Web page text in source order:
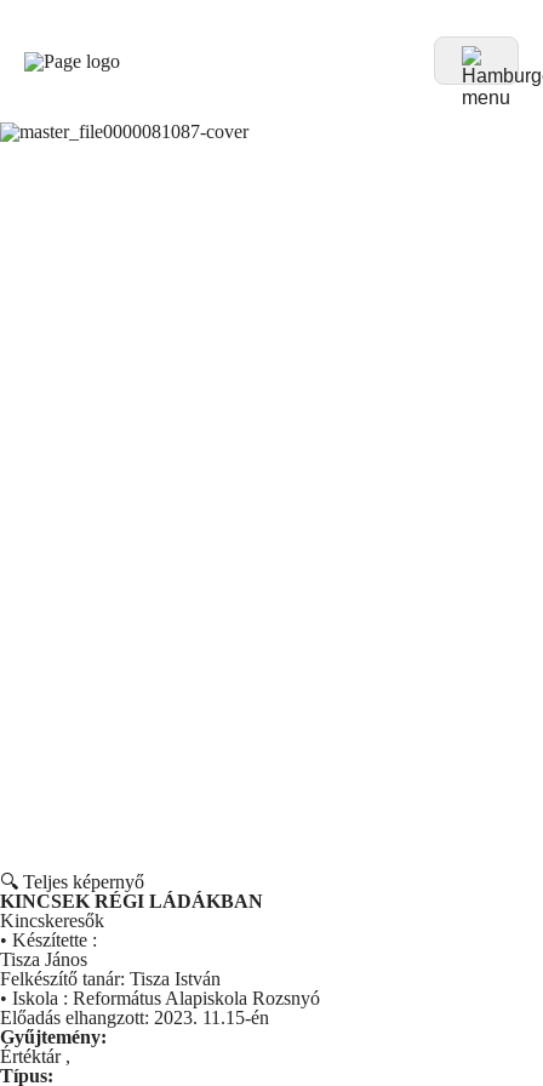
🔍 Teljes képernyő
KINCSEK RÉGI LÁDÁKBAN
Kincskeresők
• Készítette :
Tisza János
Felkészítő tanár: Tisza István
• Iskola : Református Alapiskola Rozsnyó
Előadás elhangzott: 2023. 11.15-én
Gyűjtemény:
Értéktár ,
Típus: